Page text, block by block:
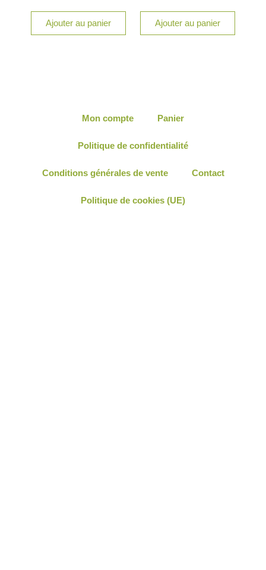
Ajouter au panier Ajouter au panier
Mon compte Panier
Politique de confidentialité
Conditions générales de vente Contact
Politique de cookies (UE)